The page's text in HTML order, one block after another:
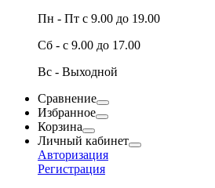
Пн - Пт с 9.00 до 19.00
Сб - с 9.00 до 17.00
Вс - Выходной
Сравнение
Избранное
Корзина
Личный кабинет
Авторизация
Регистрация